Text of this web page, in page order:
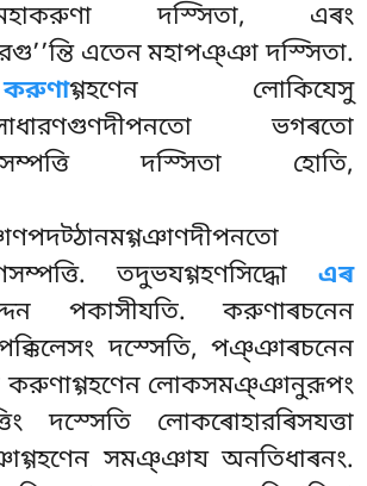
দস্সিতা, এৰং
এতেন মহাপঞ্ঞা দস্সিতা.
করুণাগ্গহণেন লোকিযেসু
ভগৰতো
দস্সিতা হোতি,
তদুভযগ্গহণসিদ্ধো এৰ
পকাসীযতি. করুণাৰচনেন
দস্সেতি, পঞ্ঞাৰচনেন
লোকসমঞ্ঞানুরূপং
দস্সেতি লোকৰোহারৰিসযত্তা
সমঞ্ঞায অনতিধাৰনং.